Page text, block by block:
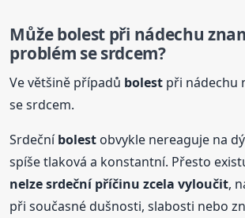
Můžebolest při nádechu
problém se srdcem?
Ve většině případů bolest při nádechu
se srdcem.
Srdečníbolest obvykle nereaguje na
spíše tlaková a konstantní. Přesto
nelze srdeční příčinu zcela vyloučit,
při současné dušnosti, slabosti nebo